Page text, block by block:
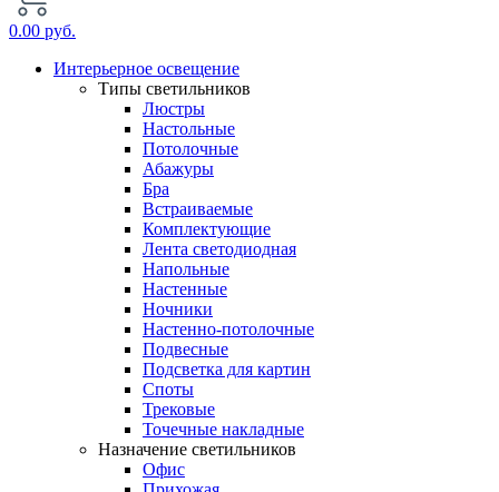
0.00 руб.
Интерьерное освещение
Типы светильников
Люстры
Настольные
Потолочные
Абажуры
Бра
Встраиваемые
Комплектующие
Лента светодиодная
Напольные
Настенные
Ночники
Настенно-потолочные
Подвесные
Подсветка для картин
Споты
Трековые
Точечные накладные
Назначение светильников
Офис